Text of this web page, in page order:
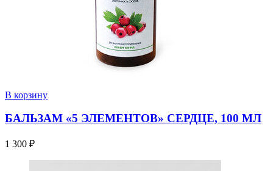
В корзину
БАЛЬЗАМ «5 ЭЛЕМЕНТОВ» СЕРДЦЕ, 100 МЛ
1 300 ₽